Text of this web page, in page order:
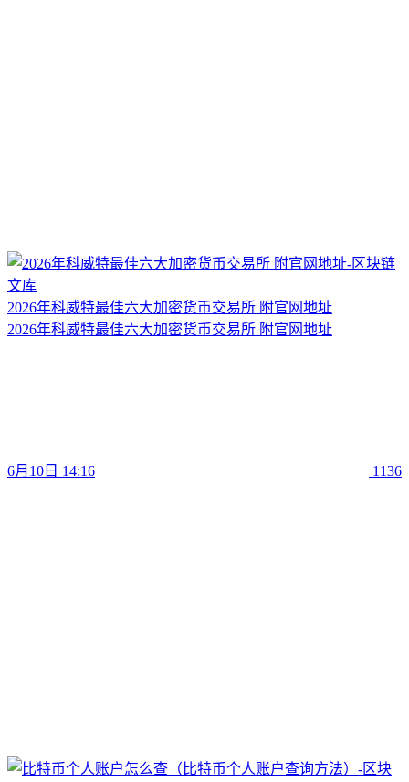
2026年科威特最佳六大加密货币交易所 附官网地址
2026年科威特最佳六大加密货币交易所 附官网地址
6月10日 14:16 1136